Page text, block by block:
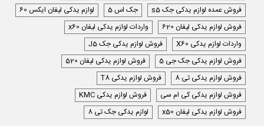
فروش عمده لوازم یدکی جک s5
جک اس 5
لوازم یدکی لیفان ایکس 60
فروش لوازم یدکی لیفان 620
واردات لوازم یدکی لیفان x60
واردات لوازم یدکی X60
فروش لوازم یدکی جک J5
فروش لوازم یدکی جک جی 5
فروش لوازم یدکی لیفان 520
فروش لوازم یدکی تی 8
فروش لوازم یدکی T8
فروش لوازم یدکی کی ام سی
فروش لوازم یدکی KMC
فروش لوازم یدکی لیفان x50
لوازم یدکی جک تی 8